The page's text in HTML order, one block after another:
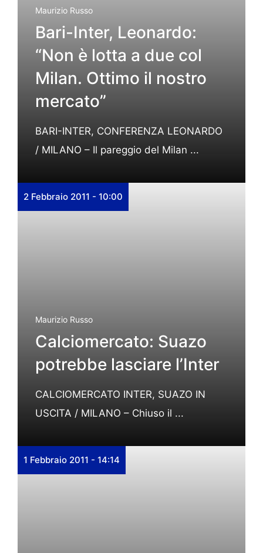
Maurizio Russo
Bari-Inter, Leonardo:
“Non è lotta a due col
Milan. Ottimo il nostro
mercato”
BARI-INTER, CONFERENZA LEONARDO
/ MILANO – Il pareggio del Milan ...
2 Febbraio 2011 - 10:00
Maurizio Russo
Calciomercato: Suazo
potrebbe lasciare l’Inter
CALCIOMERCATO INTER, SUAZO IN
USCITA / MILANO – Chiuso il ...
1 Febbraio 2011 - 14:14